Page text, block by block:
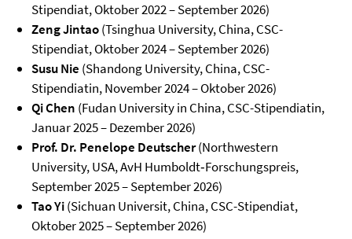
Stipendiat, Oktober 2022 – September 2026)
Zeng Jintao(Tsinghua University, China, CSC-
Stipendiat, Oktober 2024 – September 2026)
SusuNie (Shandong University, China, CSC-
Stipendiatin, November 2024 – Oktober 2026)
Qi Chen (Fudan University in China, CSC-Stipendiatin,
Januar 2025 – Dezember 2026)
Prof. Dr. Penelope Deutscher(Northwestern
University, USA, AvH Humboldt‑Forschungspreis,
September 2025 – September 2026)
Tao Yi(Sichuan Universit, China, CSC-Stipendiat,
Oktober 2025 – September 2026)